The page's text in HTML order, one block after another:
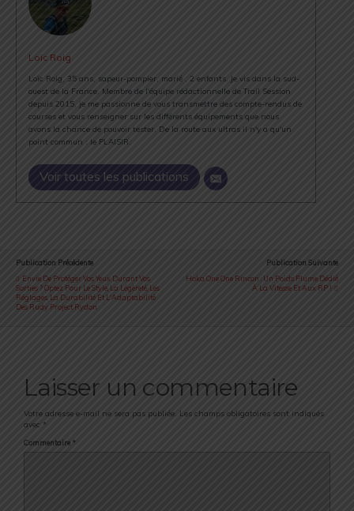
Loïc Roig
Loïc Roig, 35 ans, sapeur-pompier, marié , 2 enfants. Je vis dans la sud-
ouest de la France. Membre de l'équipe rédactionnelle de Trail Session
depuis 2015, je me passionne de vous transmettre des compte-rendus de
courses et vous renseigner sur les différents équipements que nous
avons la chance de pouvoir tester. De la route aux ultras il n'y a qu'un
point commun : le PLAISIR.
Voir toutes les publications
Publication Précédente
Envie De Protéger Vos Yeux Durant Vos
Sorties ? Optez Pour Le Style, La Légèreté, Les
Réglages, La Durabilité Et L'Adaptabilité
Des Rudy Project Rydon
Publication Suivante
Hoka One One Rincon : Un Poids Plume Dédié
À La Vitesse Et Aux RP !
Laisser un commentaire
Votre adresse e-mail ne sera pas publiée. Les champs obligatoires sont indiqués
avec *
Commentaire *